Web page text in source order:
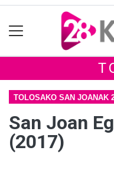
TOLOSAKO SAN JOANAK
San Joan
(2017)